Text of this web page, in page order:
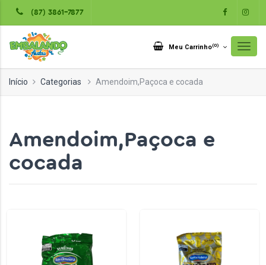
(87) 3861-7877
Meu Carrinho(0)
Início Categorias Amendoim,Paçoca e cocada
Amendoim,Paçoca e
cocada